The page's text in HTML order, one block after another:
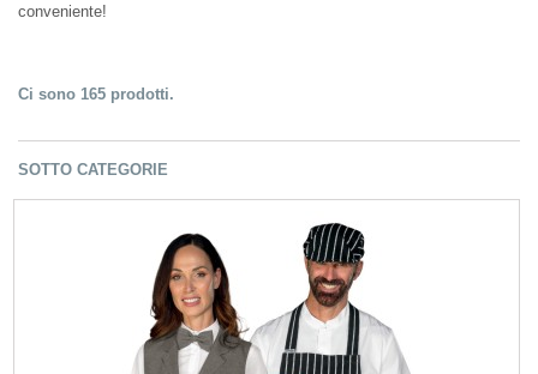
conveniente!
Ci sono 165 prodotti.
SOTTO CATEGORIE